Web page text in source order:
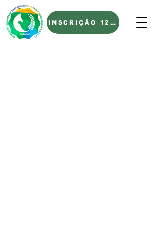
INSCRIÇÃO 122º AGO